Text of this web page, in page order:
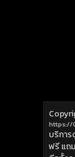
https://
บริกา
ฟรี แถ